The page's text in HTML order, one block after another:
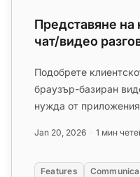
Представяне на
чат/видео
Подобрете
браузър-базиран
нужда от
Jan 20, 2026 1 мин
Features